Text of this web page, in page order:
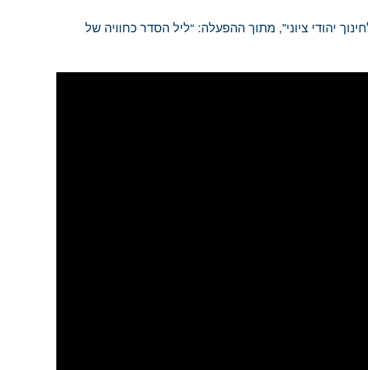
יהודי ציוני”, מתוך ההפעלה: “ליל הסדר כחוויה של